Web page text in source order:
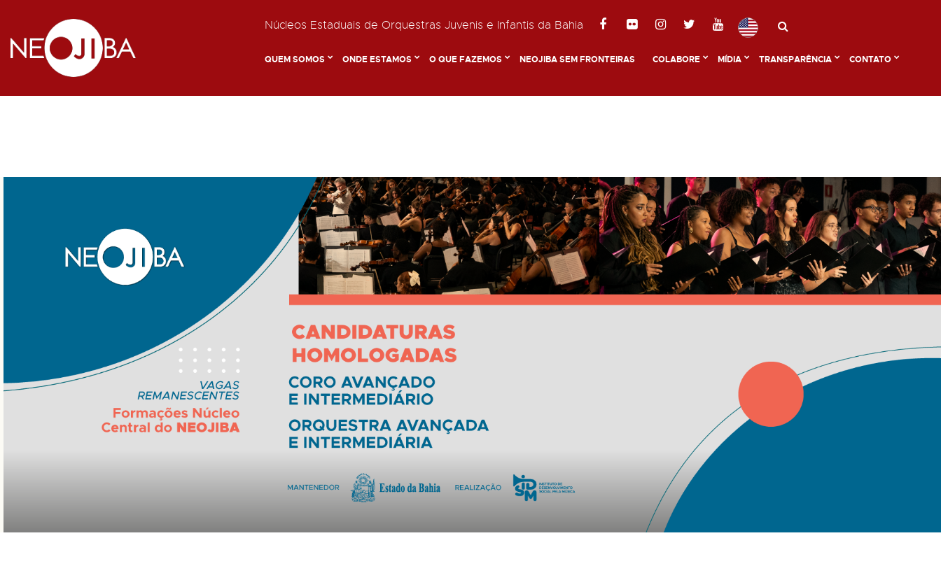
Núcleos Estaduais de Orquestras Juvenis e Infantis da Bahia
QUEM SOMOS ONDE ESTAMOS O QUE FAZEMOS NEOJIBA SEM FRONTEIRAS COLABORE MÍDIA TRANSPARÊNCIA CONTATO